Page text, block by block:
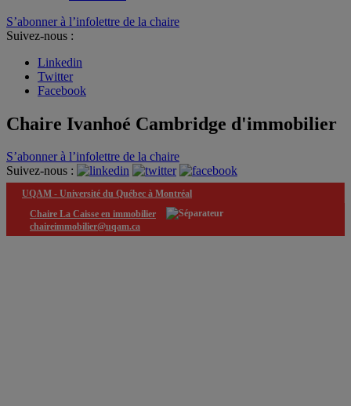
S’abonner à l’infolettre de la chaire
Suivez-nous :
Linkedin
Twitter
Facebook
Chaire Ivanhoé Cambridge d'immobilier
S’abonner à l’infolettre de la chaire
Suivez-nous :
UQAM - Université du Québec à Montréal
Chaire La Caisse en immobilier
chaireimmobilier@uqam.ca